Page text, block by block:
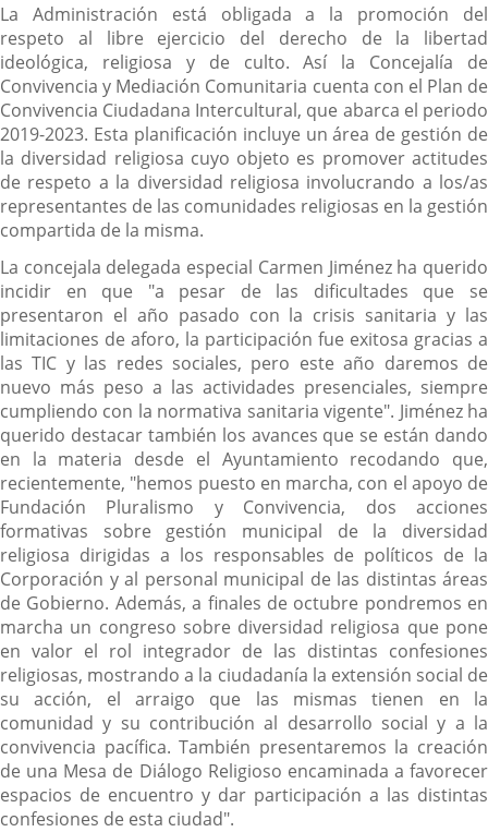
La Administración está obligada a la promoción del
respeto al libre ejercicio del derecho de la libertad
ideológica, religiosa y de culto. Así la Concejalía de
Convivencia y Mediación Comunitaria cuenta con el Plan de
Convivencia Ciudadana Intercultural, que abarca el periodo
2019-2023. Esta planificación incluye un área de gestión de
la diversidad religiosa cuyo objeto es promover actitudes
de respeto a la diversidad religiosa involucrando a los/as
representantes de las comunidades religiosas en la gestión
compartida de la misma.
La concejala delegada especial Carmen Jiménez ha querido
incidir en que "a pesar de las dificultades que se
presentaron el año pasado con la crisis sanitaria y las
limitaciones de aforo, la participación fue exitosa gracias a
las TIC y las redes sociales, pero este año daremos de
nuevo más peso a las actividades presenciales, siempre
cumpliendo con la normativa sanitaria vigente". Jiménez ha
querido destacar también los avances que se están dando
en la materia desde el Ayuntamiento recodando que,
recientemente, "hemos puesto en marcha, con el apoyo de
Fundación Pluralismo y Convivencia, dos acciones
formativas sobre gestión municipal de la diversidad
religiosa dirigidas a los responsables de políticos de la
Corporación y al personal municipal de las distintas áreas
de Gobierno. Además, a finales de octubre pondremos en
marcha un congreso sobre diversidad religiosa que pone
en valor el rol integrador de las distintas confesiones
religiosas, mostrando a la ciudadanía la extensión social de
su acción, el arraigo que las mismas tienen en la
comunidad y su contribución al desarrollo social y a la
convivencia pacífica. También presentaremos la creación
de una Mesa de Diálogo Religioso encaminada a favorecer
espacios de encuentro y dar participación a las distintas
confesiones de esta ciudad".